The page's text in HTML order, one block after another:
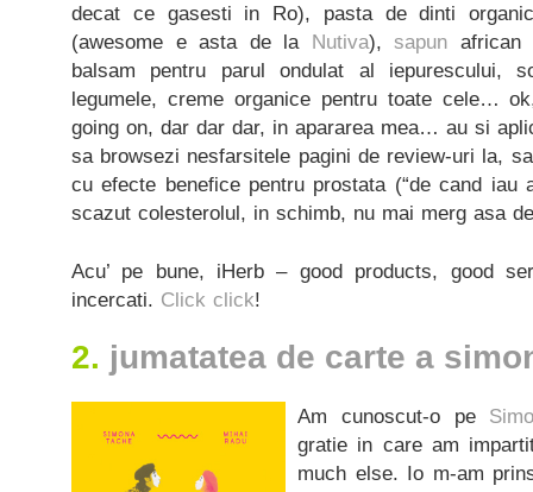
decat ce gasesti in Ro), pasta de dinti
(awesome e asta de la Nutiva), sapun african
balsam pentru parul ondulat al iepurescului,
legumele, creme organice pentru toate cele…
going on, dar dar dar, in apararea mea… au si
sa browsezi nesfarsitele pagini de review-uri la,
cu efecte benefice pentru prostata (“de cand iau
scazut colesterolul, in schimb, nu mai merg asa
Acu’ pe bune, iHerb – good products, good
incercati. Click click!
2. jumatatea de carte a
Am cunoscut-o pe
gratie in care am
much else. Io m-am